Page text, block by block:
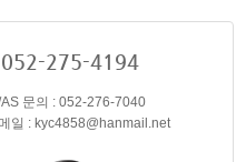
052-275-4194
문의 : 052-276-7040
일 : kyc4858@hanmail.net